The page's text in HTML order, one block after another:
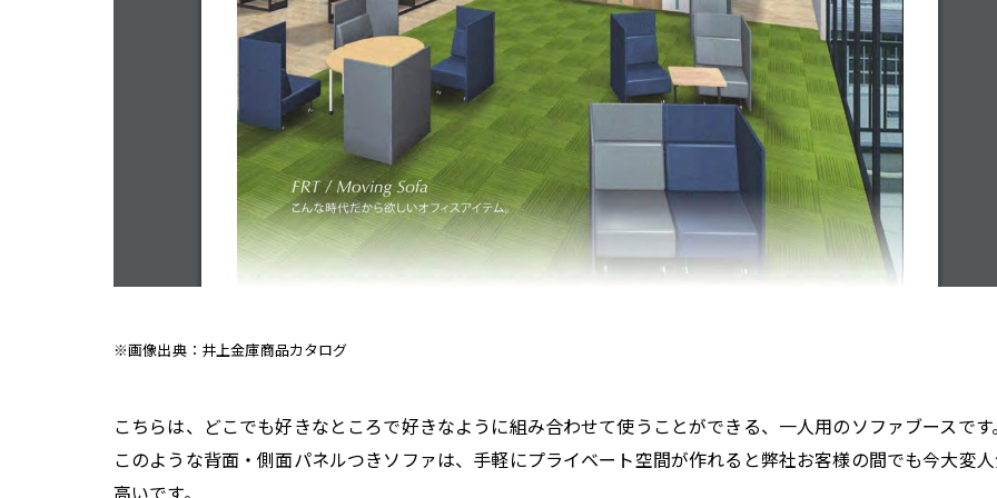
※画像出典：井上金庫商品カタログ
こちらは、どこでも好きなところで好きなように組み合わせて使うことができる、一人用のソファブースです
このような背面・側面パネルつきソファは、手軽にプライベート空間が作れると弊社お客様の間でも今大変
高いです。